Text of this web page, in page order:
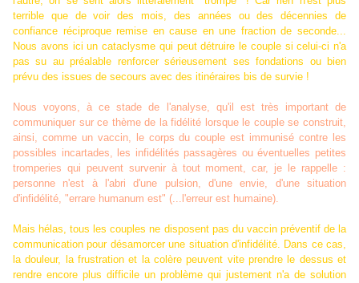
terrible que de voir des mois, des années ou des décennies de
confiance réciproque remise en cause en une fraction de seconde...
Nous avons ici un cataclysme qui peut détruire le couple si celui-ci n'a
pas su au préalable renforcer sérieusement ses fondations ou bien
prévu des issues de secours avec des itinéraires bis de survie !
Nous voyons, à ce stade de l'analyse, qu'il est très important de
communiquer sur ce thème de la fidélité lorsque le couple se construit,
ainsi, comme un vaccin, le corps du couple est immunisé contre les
possibles incartades, les infidélités passagères ou éventuelles petites
tromperies qui peuvent survenir à tout moment, car, je le rappelle :
personne n'est à l'abri d'une pulsion, d'une envie, d'une situation
d'infidélité, "errare humanum est" (...l'erreur est humaine).
Mais hélas, tous les couples ne disposent pas du vaccin préventif de la
communication pour désamorcer une situation d'infidélité. Dans ce cas,
la douleur, la frustration et la colère peuvent vite prendre le dessus et
rendre encore plus difficile un problème qui justement n'a de solution